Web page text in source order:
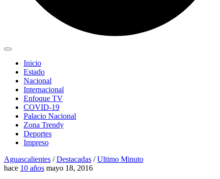
Inicio
Estado
Nacional
Internacional
Enfoque TV
COVID-19
Palacio Nacional
Zona Trendy
Deportes
Impreso
Aguascalientes /Destacadas /Ultimo Minuto
hace 10 años mayo 18, 2016